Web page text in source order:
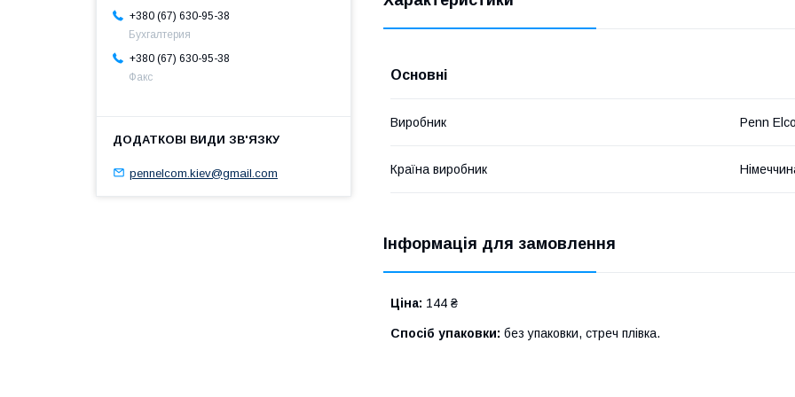
Основні
Виробник Penn
Країна виробник
Інформація для замовлення
Ціна: 144 ₴
Спосіб упаковки: без упаковки, стреч плівка.
+380 (67) 630-95-38
Бухгалтерия
+380 (67) 630-95-38
Факс
pennelcom.kiev@gmail.com